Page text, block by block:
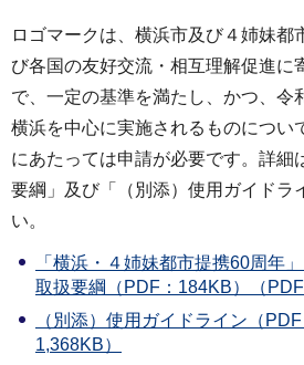
ロゴマークは、横浜市及び４姉妹都
び各国の友好交流・相互理解促進に
で、一定の基準を満たし、かつ、令
横浜を中心に実施されるものについ
にあたっては申請が必要です。詳細
要綱」及び「（別添）使用ガイドラ
い。
「横浜・４姉妹都市提携60周年
取扱要綱（PDF：184KB）（PDF
（別添）使用ガイドライン（
1,368KB）